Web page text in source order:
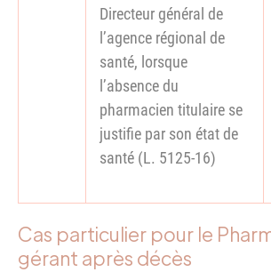
Directeur général de
l’agence régional de
santé, lorsque
l’absence du
pharmacien titulaire se
justifie par son état de
santé (L. 5125-16)
Cas particulier pour le
gérant après décès